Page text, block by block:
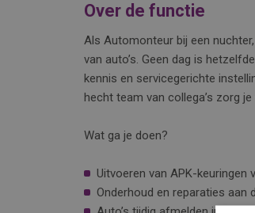
Over de functie
Als Automonteur bij een
van auto’s. Geen dag is
kennis en servicegerichte
hecht team van collega’s zorg
Wat ga je doen?
Uitvoeren van APK-keuringen
Onderhoud en reparaties aan